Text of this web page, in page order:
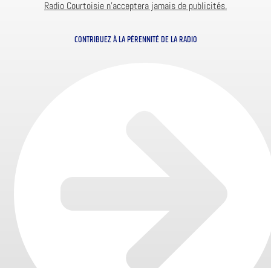
Radio Courtoisie n’acceptera jamais de publicités.
CONTRIBUEZ À LA PÉRENNITÉ DE LA RADIO